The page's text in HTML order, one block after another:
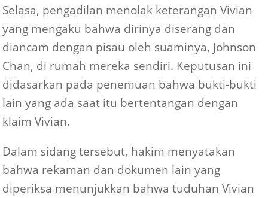
Selasa, pengadilan menolak keterangan Vivian
yang mengaku bahwa dirinya diserang dan
diancam dengan pisau oleh suaminya, Johnson
Chan, di rumah mereka sendiri. Keputusan ini
didasarkan pada penemuan bahwa bukti-bukti
lain yang ada saat itu bertentangan dengan
klaim Vivian.
Dalam sidang tersebut, hakim menyatakan
bahwa rekaman dan dokumen lain yang
diperiksa menunjukkan bahwa tuduhan Vivian